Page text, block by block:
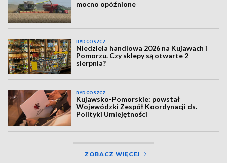
mocno opóźnione
BYDGOSZCZ
Niedziela handlowa 2026 na Kujawach i
Pomorzu. Czy sklepy są otwarte 2
sierpnia?
BYDGOSZCZ
Kujawsko-Pomorskie: powstał
Wojewódzki Zespół Koordynacji ds.
Polityki Umiejętności
ZOBACZ WIĘCEJ